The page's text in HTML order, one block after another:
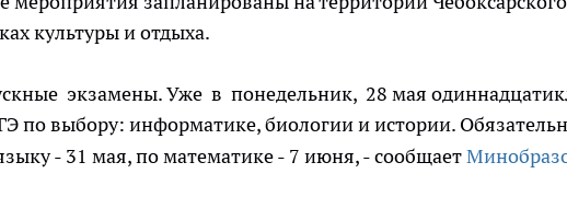
культуры и отдыха.
экзамены. Уже в понедельник, 28 мая
по выбору: информатике, биологии и истории.
- 31 мая, по математике - 7 июня, - сообщает